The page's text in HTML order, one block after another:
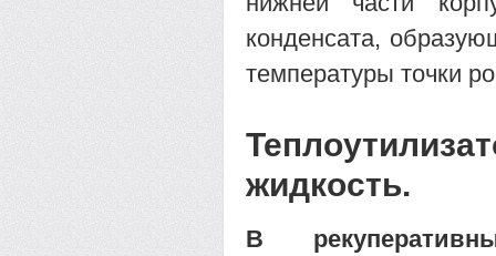
конденсата,
температуры точки
жидкость.
В